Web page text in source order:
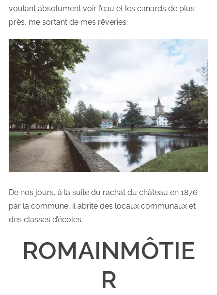
voulant absolument voir l’eau et les canards de plus
près, me sortant de mes rêveries.
De nos jours, à la suite du rachat du château en 1876
par la commune, il abrite des locaux communaux et
des classes d’écoles.
ROMAINMÔTIE
R